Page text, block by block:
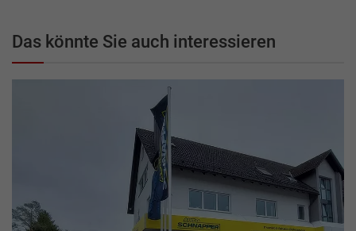
Das könnte Sie auch interessieren